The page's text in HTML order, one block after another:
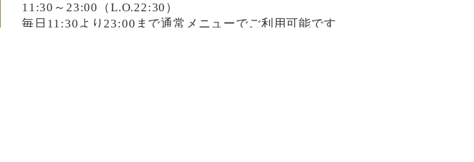
11:30～23:00（L.O.22:30）
毎日11:30より23:00まで通常メニューでご利用可能です